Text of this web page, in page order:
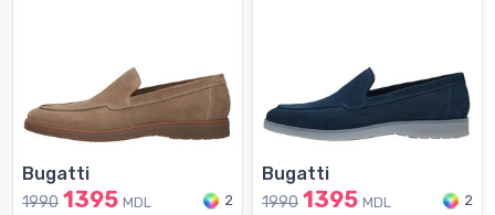
Bugatti
1990 1395 MDL 2
Bugatti
1990 1395 MDL 2